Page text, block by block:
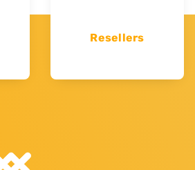
Resellers